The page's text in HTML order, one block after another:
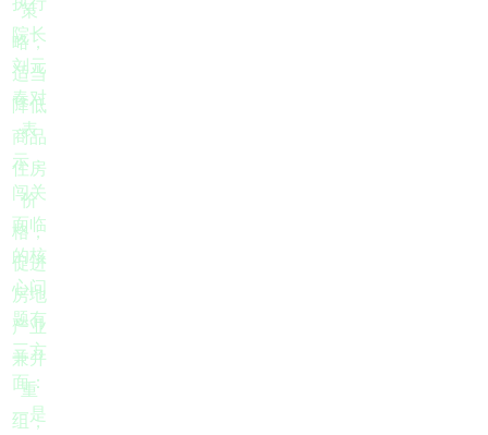
院长
刘元
春对
表
示，
闯关
面临
的核
心问
题有
三方
面：
一是
策
略，
适当
降低
商品
住房
价
格，
促进
房地
产业
兼并
重
组，